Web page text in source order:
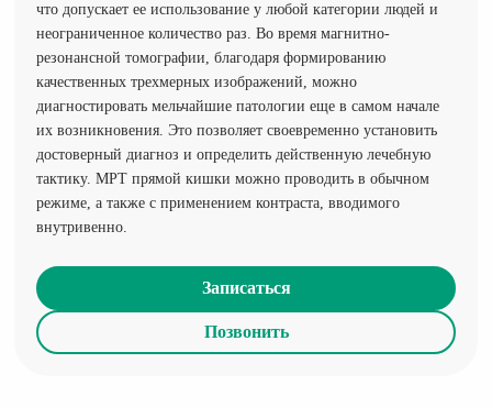
что допускает ее использование у любой категории людей и
неограниченное количество раз. Во время магнитно-
резонансной томографии, благодаря формированию
качественных трехмерных изображений, можно
диагностировать мельчайшие патологии еще в самом начале
их возникновения. Это позволяет своевременно установить
достоверный диагноз и определить действенную лечебную
тактику. МРТ прямой кишки можно проводить в обычном
режиме, а также с применением контраста, вводимого
внутривенно.
Записаться
Позвонить